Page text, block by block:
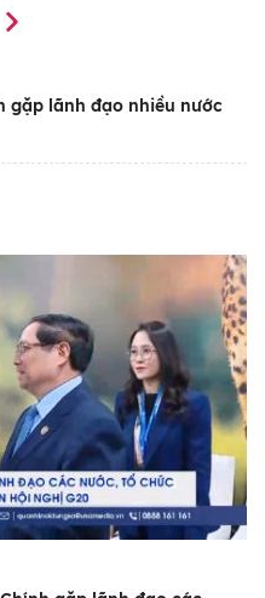
gặp lãnh đạo nhiều nước